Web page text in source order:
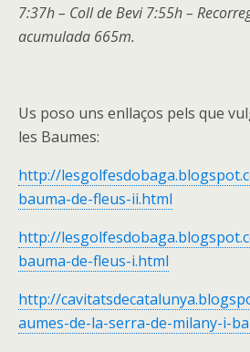
7:37h – Coll de Bevi 7:55h –
acumulada 665m.
Us poso uns enllaços pels que
les Baumes:
http://
bauma-de-fleus-ii.html
http://
bauma-de-fleus-i.html
http://
aumes-de-la-serra-de-milany-i-